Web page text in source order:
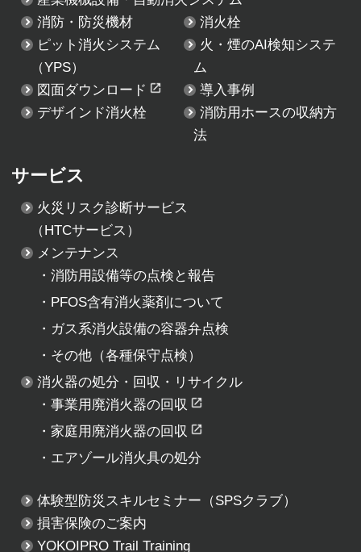
消防・防災機材
消火栓
ピット消火システム
（YPS）
火・煙のAI検知システ
ム
図面ダウンロード
導入事例
デザインド消火栓
消防用ホースの収納方
法
サービス
火災リスク診断サービス
（HTCサービス）
メンテナンス
・消防用設備等の点検と報告
・ PFOS含有消火薬剤について
・ ガス系消火設備の容器弁点検
・ その他（各種保守点検）
消火器の処分・回収・リサイクル
・事業用廃消火器の回収
・ 家庭用廃消火器の回収
・ エアゾール消火具の処分
体験型防災スキルセミナー （SPSクラブ）
損害保険のご案内
YOKOIPRO Trail Training